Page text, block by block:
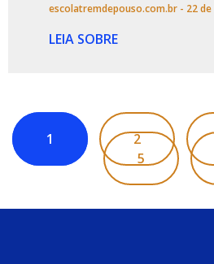
escolatremdepouso.com.br 22
LEIA SOBRE
1 2
5